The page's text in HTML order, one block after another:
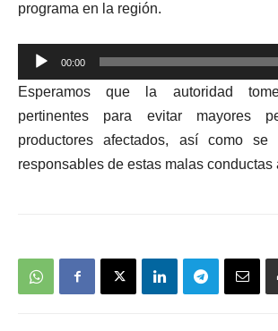
programa en la región.
Reproductor
de
audio
00:00
Esperamos que la autoridad
pertinentes para evitar mayores
productores afectados, así como
responsables de estas malas conductas